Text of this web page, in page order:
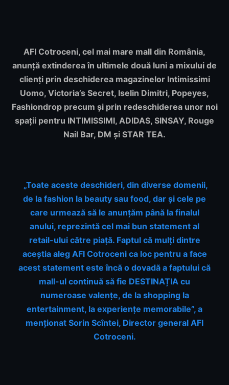
AFI Cotroceni, cel mai mare mall din România,
anunță extinderea în ultimele două luni a mixului de
clienți prin deschiderea magazinelor Intimissimi
Uomo, Victoria’s Secret, Iselin Dimitri, Popeyes,
Fashiondrop precum și prin redeschiderea unor noi
spații pentru INTIMISSIMI, ADIDAS, SINSAY, Rouge
Nail Bar, DM și STAR TEA.
„Toate aceste deschideri, din diverse domenii,
de la fashion la beauty sau food, dar și cele pe
care urmează să le anunțăm până la finalul
anului, reprezintă cel mai bun statement al
retail-ului către piață. Faptul că mulți dintre
aceștia aleg AFI Cotroceni ca loc pentru a face
acest statement este încă o dovadă a faptului că
mall-ul continuă să fie DESTINAȚIA cu
numeroase valențe, de la shopping la
entertainment, la experiențe memorabile”, a
menționat Sorin Scîntei, Director general AFI
Cotroceni.